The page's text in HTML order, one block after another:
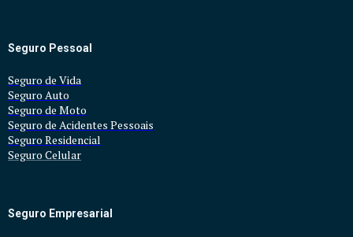
Seguro Pessoal
Seguro de Vida
Seguro Auto
Seguro de Moto
Seguro de Acidentes Pessoais
Seguro Residencial
Seguro Celular
Seguro Empresarial